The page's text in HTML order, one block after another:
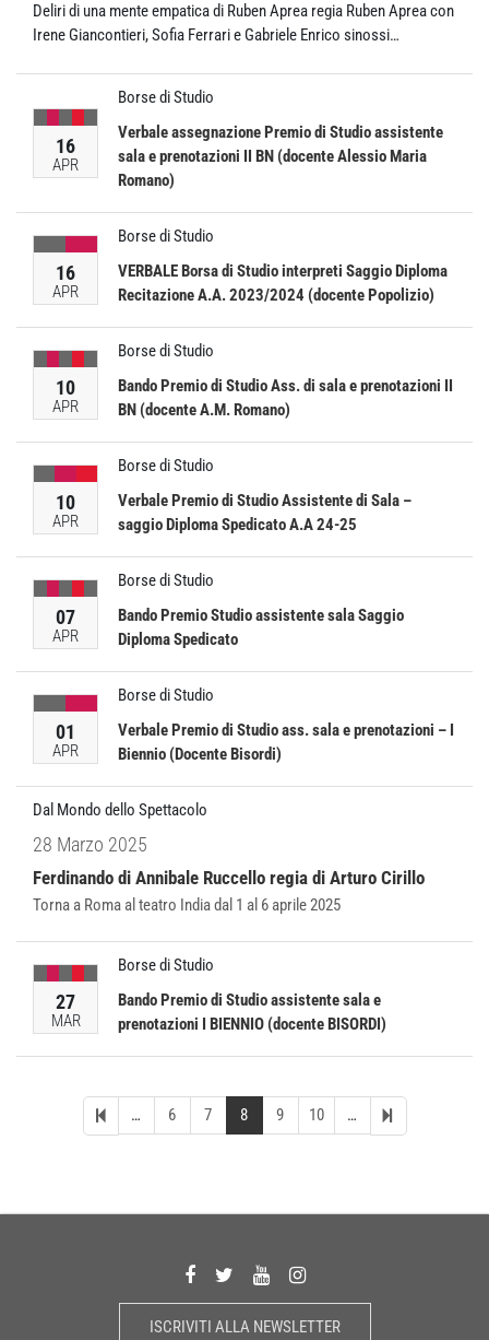
Deliri di una mente empatica di Ruben Aprea regia Ruben Aprea con
Irene Giancontieri, Sofia Ferrari e Gabriele Enrico sinossi…
16
APR
Borse di Studio
Verbale assegnazione Premio di Studio assistente
sala e prenotazioni II BN (docente Alessio Maria
Romano)
16
APR
Borse di Studio
VERBALE Borsa di Studio interpreti Saggio Diploma
Recitazione A.A. 2023/2024 (docente Popolizio)
10
APR
Borse di Studio
Bando Premio di Studio Ass. di sala e prenotazioni II
BN (docente A.M. Romano)
10
APR
Borse di Studio
Verbale Premio di Studio Assistente di Sala –
saggio Diploma Spedicato A.A 24-25
07
APR
Borse di Studio
Bando Premio Studio assistente sala Saggio
Diploma Spedicato
01
APR
Borse di Studio
Verbale Premio di Studio ass. sala e prenotazioni – I
Biennio (Docente Bisordi)
Dal Mondo dello Spettacolo
28 Marzo 2025
Ferdinando di Annibale Ruccello regia di Arturo Cirillo
Torna a Roma al teatro India dal 1 al 6 aprile 2025
27
MAR
Borse di Studio
Bando Premio di Studio assistente sala e
prenotazioni I BIENNIO (docente BISORDI)
… 6 7 8 9 10 …
ISCRIVITI ALLA NEWSLETTER